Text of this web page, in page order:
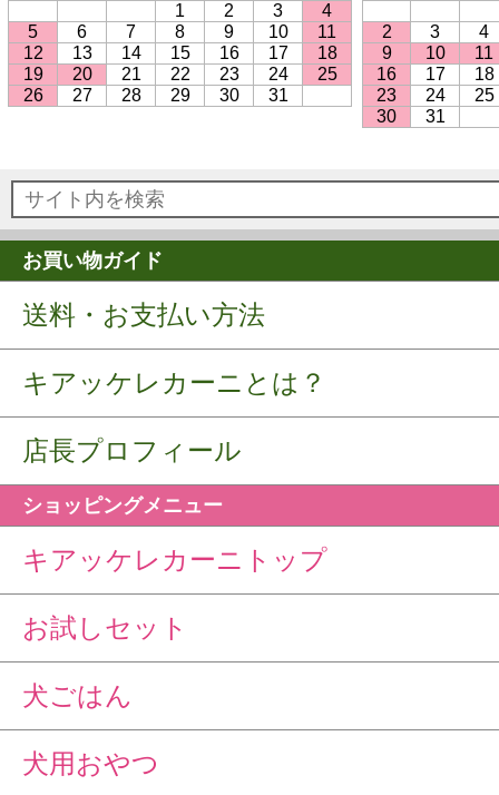
1
2 3
4
5
6 7 8 9 10
11
12
13 14 15 16 17
18
19
20 21 22 23 24
25
26
27 28 29 30 31
2 3
4
9
10
11
16
17
18
23
24
25
30
31
お買い物ガイド
送料・お支払い方法
キアッケレカーニとは？
店長プロフィール
ショッピングメニュー
キアッケレカーニトップ
お試しセット
犬ごはん
犬用おやつ